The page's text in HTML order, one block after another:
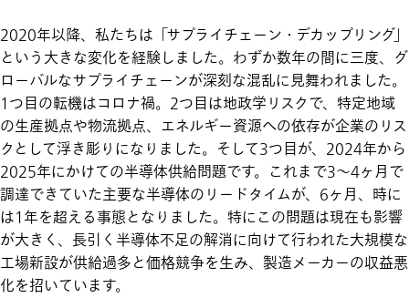
2020年以降、私たちは「サプライチェーン・デカップリング」
という大きな変化を経験しました。わずか数年の間に三度、グ
ローバルなサプライチェーンが深刻な混乱に見舞われました。
1つ目の転機はコロナ禍。2つ目は地政学リスクで、特定地域
の生産拠点や物流拠点、エネルギー資源への依存が企業のリス
クとして浮き彫りになりました。そして3つ目が、2024年から
2025年にかけての半導体供給問題です。これまで3〜4ヶ月で
調達できていた主要な半導体のリードタイムが、6ヶ月、時に
は1年を超える事態となりました。特にこの問題は現在も影響
が大きく、長引く半導体不足の解消に向けて行われた大規模な
工場新設が供給過多と価格競争を生み、製造メーカーの収益悪
化を招いています。